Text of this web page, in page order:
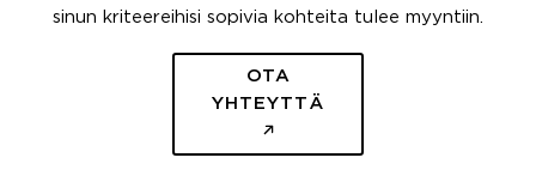
sinun kriteereihisi sopivia kohteita tulee myyntiin.
OTA
YHTEYTTÄ